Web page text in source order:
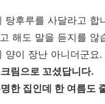
탕후루를 사달라고 합
해도 말을 듣지를 않
양이 장난 아니더군요.
림으로 꼬셨답니다.
한 집인데 한 여름도